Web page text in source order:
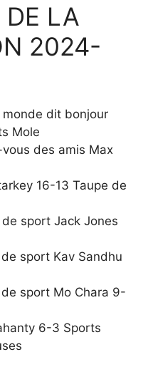
DE LA
2024-
monde dit bonjour
Mole
des amis Max
16-13 Taupe de
sport Jack Jones
sport Kav Sandhu
sport Mo Chara 9-
6-3 Sports